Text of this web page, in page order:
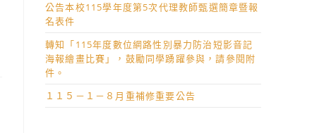
公告本校115學年度第5次代理教師甄選簡章暨報
名表件
轉知「115年度數位網路性別暴力防治短影音記
海報繪畫比賽」，鼓勵同學踴躍參與，請參閱附
件。
１１５－１－８月重補修重要公告